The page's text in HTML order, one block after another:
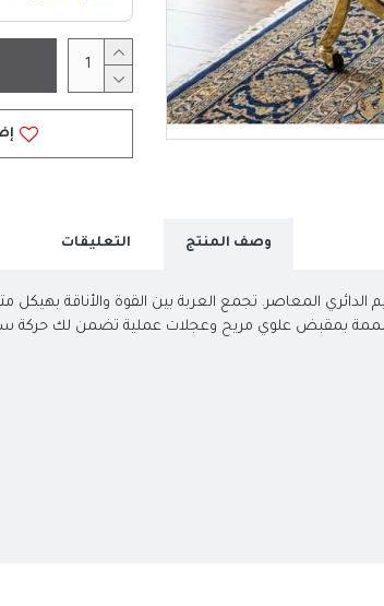
وصف المنتج التعليقات
المعاصر. تجمع العربة بين القوة والأناقة بهيكل
بمقبض علوي مريح وعجلات عملية تضمن لك حركة